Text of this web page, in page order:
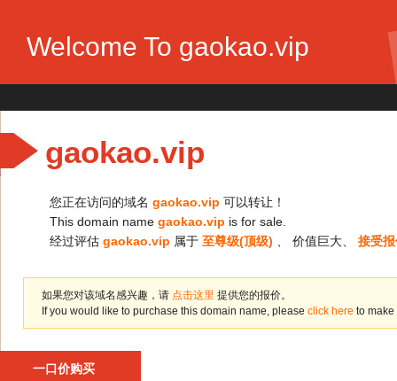
Welcome To gaokao.vip
gaokao.vip
您正在访问的域名 gaokao.vip 可以转让！
This domain name gaokao.vip is for sale.
经过评估 gaokao.vip 属于 至尊级(顶级) 、 价值巨大、 接受
如果您对该域名感兴趣，请 点击这里 提供您的报价。
If you would like to purchase this domain name, please click here to make
一口价购买